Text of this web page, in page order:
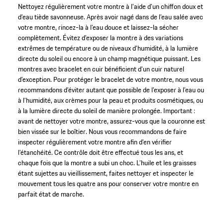
Nettoyez régulièrement votre montre à l’aide d’un chiffon doux et
d’eau tiède savonneuse. Après avoir nagé dans de l’eau salée avec
votre montre, rincez-la à l’eau douce et laissez-la sécher
complètement. Évitez d’exposer la montre à des variations
extrêmes de température ou de niveaux d’humidité, à la lumière
directe du soleil ou encore à un champ magnétique puissant. Les
montres avec bracelet en cuir bénéficient d’un cuir naturel
d’exception. Pour protéger le bracelet de votre montre, nous vous
recommandons d’éviter autant que possible de l’exposer à l’eau ou
à l’humidité, aux crèmes pour la peau et produits cosmétiques, ou
à la lumière directe du soleil de manière prolongée. Important :
avant de nettoyer votre montre, assurez-vous que la couronne est
bien vissée sur le boîtier. Nous vous recommandons de faire
inspecter régulièrement votre montre afin d’en vérifier
l’étanchéité. Ce contrôle doit être effectué tous les ans, et
chaque fois que la montre a subi un choc. L’huile et les graisses
étant sujettes au vieillissement, faites nettoyer et inspecter le
mouvement tous les quatre ans pour conserver votre montre en
parfait état de marche.